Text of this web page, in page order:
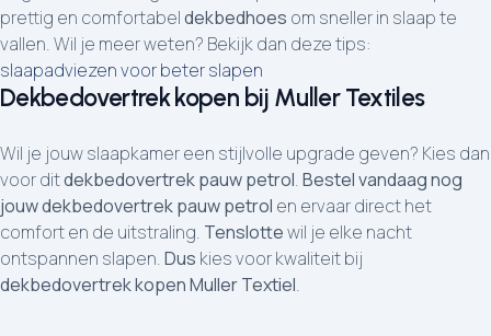
prettig en comfortabeldekbedhoes om sneller in slaap te
vallen. Wil je meer weten? Bekijk dan deze tips:
slaapadviezen voor beter slapen
Dekbedovertrek kopen bij Muller Textiles
Wil je jouw slaapkamer een stijlvolle upgrade geven? Kies dan
voor ditdekbedovertrek pauw petrol.Bestel vandaag nog
jouw dekbedovertrek pauw petrol en ervaar direct het
comfort en de uitstraling. Tenslottewil je elke nacht
ontspannen slapen.Dus kies voor kwaliteit bij
dekbedovertrek kopen Muller Textiel.